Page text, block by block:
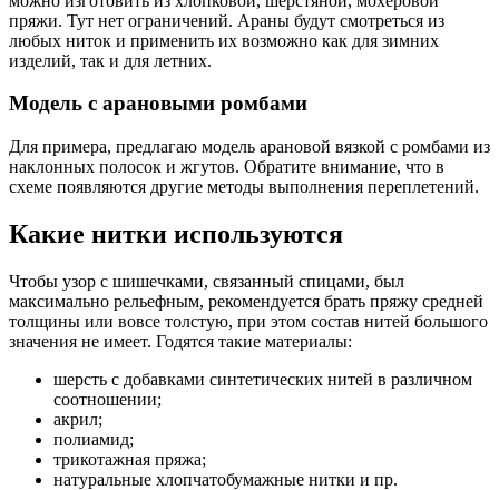
пряжи. Тут нет ограничений. Араны будут смотреться из
любых ниток и применить их возможно как для зимних
изделий, так и для летних.
Модель с арановыми ромбами
Для примера, предлагаю модель арановой вязкой с ромбами из
наклонных полосок и жгутов. Обратите внимание, что в
схеме появляются другие методы выполнения переплетений.
Какие нитки используются
Чтобы узор с шишечками, связанный спицами, был
максимально рельефным, рекомендуется брать пряжу средней
толщины или вовсе толстую, при этом состав нитей большого
значения не имеет. Годятся такие материалы:
шерсть с добавками синтетических нитей в различном
соотношении;
акрил;
полиамид;
трикотажная пряжа;
натуральные хлопчатобумажные нитки и пр.